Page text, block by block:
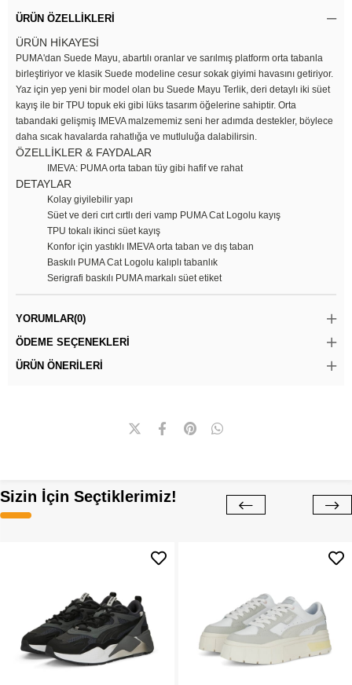
ÜRÜN ÖZELLIKLERI
ÜRÜN HİKAYESİ
PUMA'dan Suede Mayu, abartılı oranlar ve sarılmış platform orta tabanla
birleştiriyor ve klasik Suede modeline cesur sokak giyimi havasını getiriyor.
Yaz için yep yeni bir model olan bu Suede Mayu Terlik, deri detaylı iki süet
kayış ile bir TPU topuk eki gibi lüks tasarım öğelerine sahiptir. Orta
tabandaki gelişmiş IMEVA malzememiz seni her adımda destekler, böylece
daha sıcak havalarda rahatlığa ve mutluluğa dalabilirsin.
ÖZELLİKLER & FAYDALAR
IMEVA: PUMA orta taban tüy gibi hafif ve rahat
DETAYLAR
Kolay giyilebilir yapı
Süet ve deri cırt cırtlı deri vamp PUMA Cat Logolu kayış
TPU tokalı ikinci süet kayış
Konfor için yastıklı IMEVA orta taban ve dış taban
Baskılı PUMA Cat Logolu kalıplı tabanlık
Serigrafi baskılı PUMA markalı süet etiket
YORUMLAR(0)
ÖDEME SEÇENEKLERI
ÜRÜN ÖNERILERI
Sizin İçin Seçtiklerimiz!